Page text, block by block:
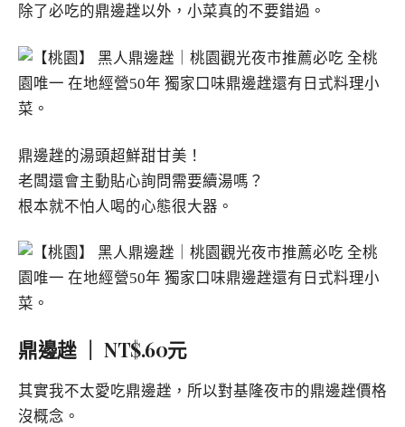
除了必吃的鼎邊趖以外，小菜真的不要錯過。
鼎邊趖的湯頭超鮮甜甘美！
老闆還會主動貼心詢問需要續湯嗎？
根本就不怕人喝的心態很大器。
鼎邊趖 ｜ NT$.60元
其實我不太愛吃鼎邊趖，所以對基隆夜市的鼎邊趖價格
沒概念。